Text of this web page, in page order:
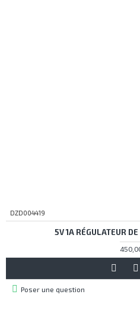
DZD004419
5V 1A RÉGULATEUR
Poser une question